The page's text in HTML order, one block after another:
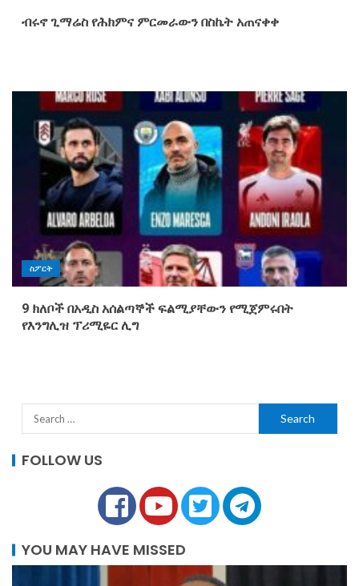
ብሩኖ ጊማሬስ የሕክምና ምርመራውን በስኬት አጠናቀቀ
ስፖርት
9 ክለቦች በአዲስ አሰልጣኞች ፍልሚያቸውን የሚጀምሩበት
የእንግሊዝ ፕሪሚዬር ሊግ
FOLLOW US
YOU MAY HAVE MISSED